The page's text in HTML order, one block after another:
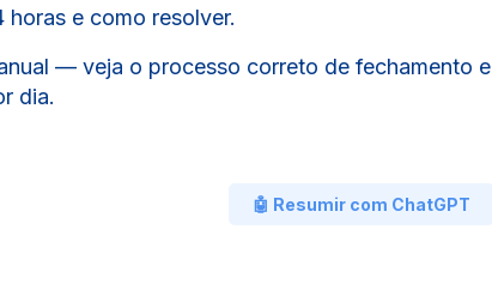
horas e como resolver.
— veja o processo correto de fechamento e
dia.
🤖 Resumir com ChatGPT